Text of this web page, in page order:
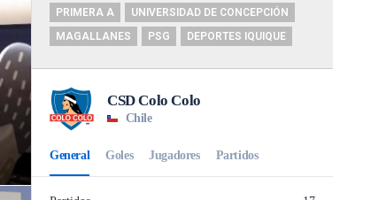
PRIMERA A
UNIVERSIDAD DE CONCEPCIÓN
MAGALLANES
PSG DEPORTES IQUIQUE